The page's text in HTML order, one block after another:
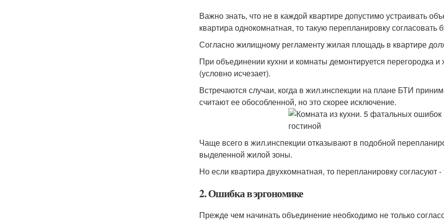
Важно знать, что не в каждой квартире допустимо устраивать
квартира однокомнатная, то такую перепланировку
Согласно жилищному регламенту жилая площадь в квартире
При объединении кухни и комнаты демонтируется перегородка
(условно исчезает).
Встречаются случаи, когда в жил.инспекции на плане БТИ
считают ее обособленной, но это скорее исключение.
Чаще всего в жил.инспекции отказывают в подобной
выделенной жилой зоны.
Но если квартира двухкомнатная, то перепланировку согласуют
2. Ошибка в эргономике
Прежде чем начинать объединение необходимо не только